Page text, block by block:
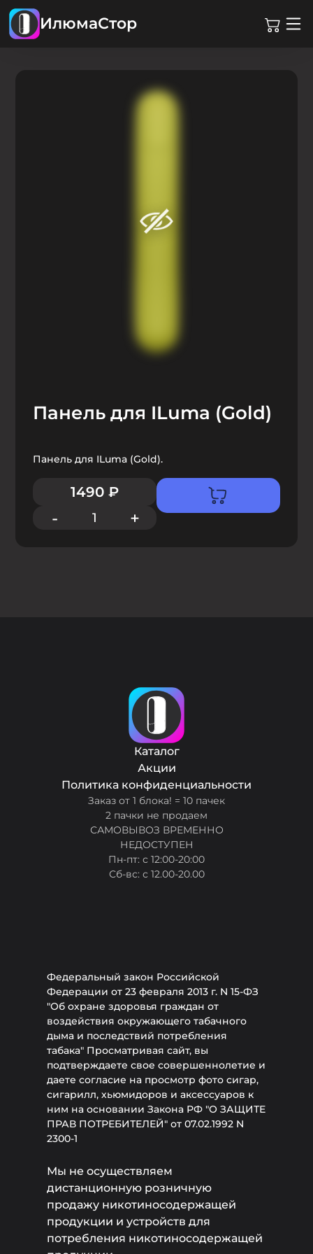
ИлюмаСтор
Панель для ILuma (Gold)
Панель для ILuma (Gold).
1490 ₽
- 1 +
Каталог
Акции
Политика конфиденциальности
Заказ от 1 блока! = 10 пачек
2 пачки не продаем
САМОВЫВОЗ ВРЕМЕННО
НЕДОСТУПЕН
Пн-пт: с 12:00-20:00
Сб-вс: с 12.00-20.00
Федеральный закон Российской
Федерации от 23 февраля 2013 г. N 15-ФЗ
"Об охране здоровья граждан от
воздействия окружающего табачного
дыма и последствий потребления
табака" Просматривая сайт, вы
подтверждаете свое совершеннолетие и
даете согласие на просмотр фото сигар,
сигарилл, хьюмидоров и аксессуаров к
ним на основании Закона РФ "О ЗАЩИТЕ
ПРАВ ПОТРЕБИТЕЛЕЙ" от 07.02.1992 N
2300-1
Мы не осуществляем
дистанционную розничную
продажу никотиносодержащей
продукции и устройств для
потребления никотиносодержащей